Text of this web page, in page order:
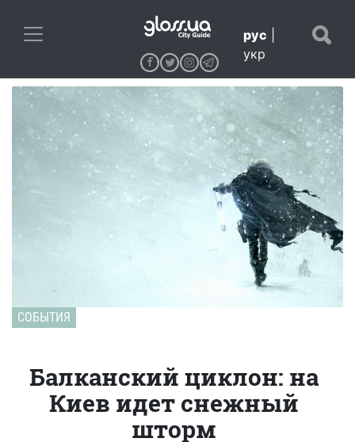
рус
укр
СОБЫТИЯ
Балканский циклон: на
Киев идет снежный
шторм